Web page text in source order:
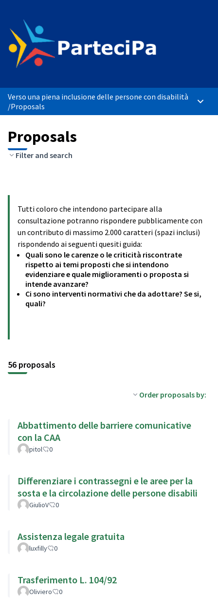
Verso una piena inclusione delle persone con disabilità
/Proposals Main
Proposals
Filter and search
Tutti coloro che intendono partecipare alla
consultazione potranno rispondere pubblicamente con
un contributo di massimo 2.000 caratteri (spazi inclusi)
rispondendo ai seguenti quesiti guida:
Quali sono le carenze o le criticità riscontrate
rispetto ai temi proposti che si intendono
evidenziare e quale miglioramenti o proposta si
intende avanzare?
Ci sono interventi normativi che da adottare? Se si,
quali?
56 proposals
Order proposals by:
Abbattimento delle barriere comunicative
con la CAA
pitol 0
Differenziare i contrassegni e le aree per la
sosta e la circolazione delle persone disabili
GiulioV 0
Assistenza legale gratuita
luxfilly 0
Trasferimento L. 104/92
Oliviero 0